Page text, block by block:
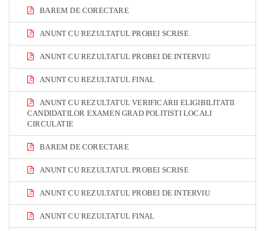
BAREM DE CORECTARE
ANUNT CU REZULTATUL PROBEI SCRISE
ANUNT CU REZULTATUL PROBEI DE INTERVIU
ANUNT CU REZULTATUL FINAL
ANUNT CU REZULTATUL VERIFICARII ELIGIBILITATII
CANDIDATILOR EXAMEN GRAD POLITISTI LOCALI
CIRCULATIE
BAREM DE CORECTARE
ANUNT CU REZULTATUL PROBEI SCRISE
ANUNT CU REZULTATUL PROBEI DE INTERVIU
ANUNT CU REZULTATUL FINAL